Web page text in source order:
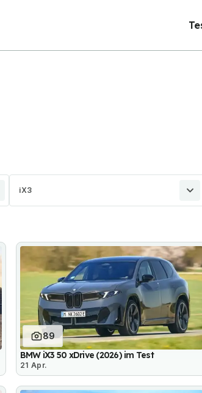
iX3
89
BMW iX3 50 xDrive (2026) im Test
21 Apr.